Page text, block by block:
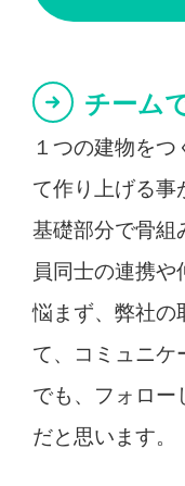
チーム
１つの建物を
て作り上げる事
基礎部分で骨組
員同士の連携
悩まず、弊社の
て、コミュニケ
でも、フォロー
だと思います。